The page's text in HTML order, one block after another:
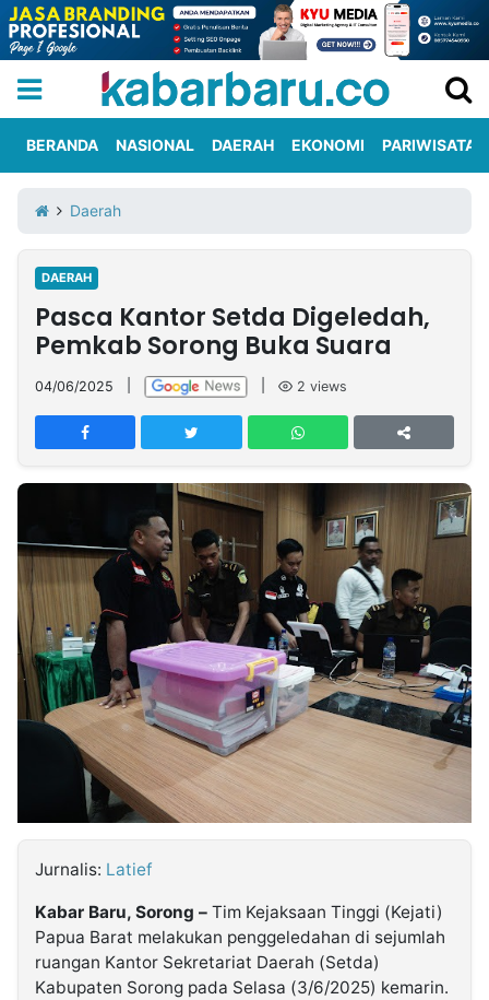
Iklan
Berita
Kami
Nasional
International
Olahraga
Entertainment
Daerah
Pariwisata
Kuliner
Kolom
Network
PT
TREETAN
MULTIMEDIA
Partner
Insight
NTB
Suara
Time
Lens
IDN
Daily
Jogja
Jalan
Rakyat
Idealita
News
Kita
Notice
Dinamikapost.com
Radar
Baru
Seedbacklink
Follow
Kabarbaru
BERANDA NASIONAL DAERAH EKONOMI PARIWISATA
Daerah
DAERAH
Pasca Kantor Setda Digeledah,
Pemkab Sorong Buka Suara
04/06/2025 2 views
Jurnalis: Latief
Kabar Baru, Sorong – Tim Kejaksaan Tinggi (Kejati)
Papua Barat melakukan penggeledahan di sejumlah
ruangan Kantor Sekretariat Daerah (Setda)
Kabupaten Sorong pada Selasa (3/6/2025) kemarin.